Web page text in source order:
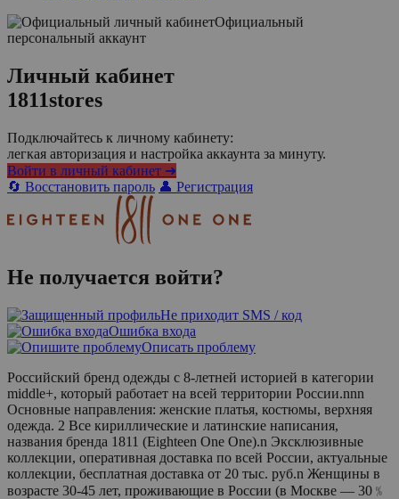
Официальный
персональный аккаунт
Личный кабинет
1811stores
Подключайтесь к личному кабинету:
легкая авторизация и настройка аккаунта за минуту.
Войти в личный кабинет ➜
🔄 Восстановить пароль 👤 Регистрация
Не получается войти?
Не приходит SMS / код
Ошибка входа
Описать проблему
Российский бренд одежды с 8-летней историей в категории
middle+, который работает на всей территории России.nnn
Основные направления: женские платья, костюмы, верхняя
одежда. 2 Все кириллические и латинские написания,
названия бренда 1811 (Eighteen One One).n Эксклюзивные
коллекции, оперативная доставка по всей России, актуальные
коллекции, бесплатная доставка от 20 тыс. руб.n Женщины в
возрасте 30-45 лет, проживающие в России (в Москве — 30﹪